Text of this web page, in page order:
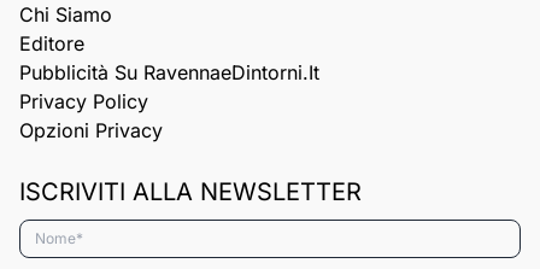
Chi Siamo
Editore
Pubblicità Su RavennaeDintorni.it
Privacy Policy
Opzioni Privacy
ISCRIVITI ALLA NEWSLETTER
Nome*